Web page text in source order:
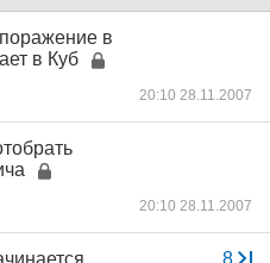
в
в Куб
20:10 28.11.2007
20:10 28.11.2007
... 8